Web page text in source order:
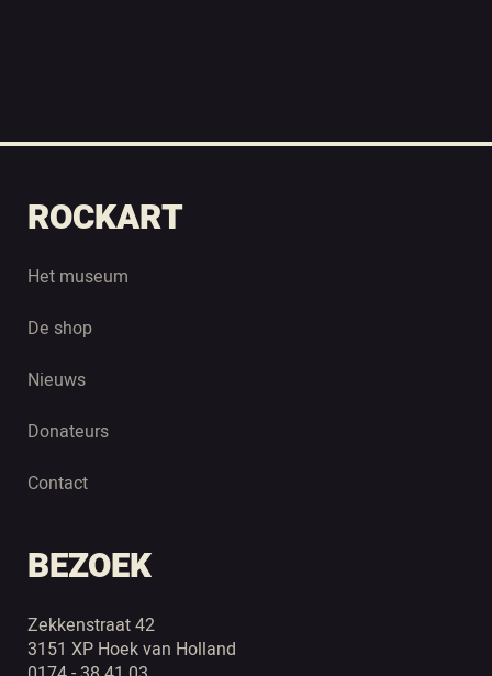
ROCKART
Het museum
De shop
Nieuws
Donateurs
Contact
BEZOEK
Zekkenstraat 42
3151 XP Hoek van Holland